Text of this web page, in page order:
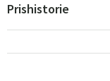
Prishistorie